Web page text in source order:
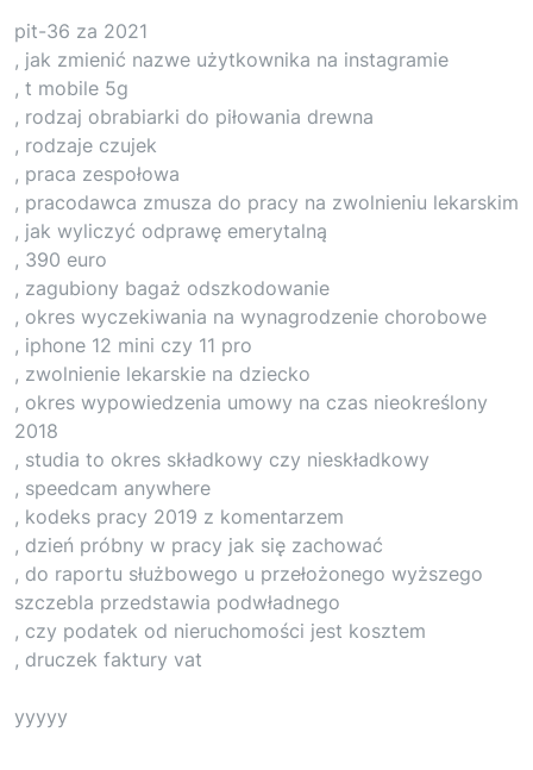
pit-36 za 2021
, jak zmienić nazwe użytkownika na instagramie
, t mobile 5g
, rodzaj obrabiarki do piłowania drewna
, rodzaje czujek
, praca zespołowa
, pracodawca zmusza do pracy na zwolnieniu lekarskim
, jak wyliczyć odprawę emerytalną
, 390 euro
, zagubiony bagaż odszkodowanie
, okres wyczekiwania na wynagrodzenie chorobowe
, iphone 12 mini czy 11 pro
, zwolnienie lekarskie na dziecko
, okres wypowiedzenia umowy na czas nieokreślony
2018
, studia to okres składkowy czy nieskładkowy
, speedcam anywhere
, kodeks pracy 2019 z komentarzem
, dzień próbny w pracy jak się zachować
, do raportu służbowego u przełożonego wyższego
szczebla przedstawia podwładnego
, czy podatek od nieruchomości jest kosztem
, druczek faktury vat
yyyyy